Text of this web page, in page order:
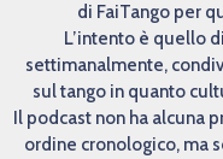
di FaiTango per
L’intento è quello
settimanalmente,
sul tango in quanto
Il podcast non ha alcuna
ordine cronologico, ma